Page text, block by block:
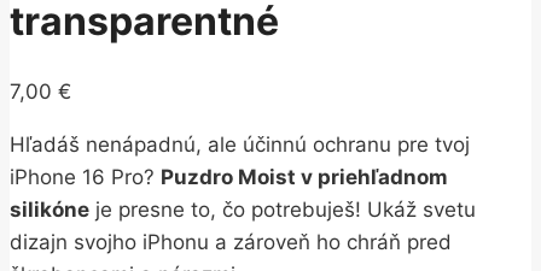
transparentné
7,00 €
Hľadáš nenápadnú, ale účinnú ochranu pre tvoj
iPhone 16 Pro? Puzdro Moist v priehľadnom
silikóne je presne to, čo potrebuješ! Ukáž svetu
dizajn svojho iPhonu a zároveň ho chráň pred